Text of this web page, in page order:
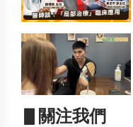
▋關注我們